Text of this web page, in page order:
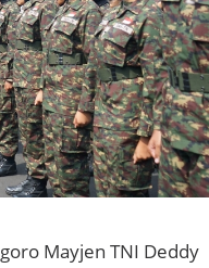
Mayjen TNI Deddy